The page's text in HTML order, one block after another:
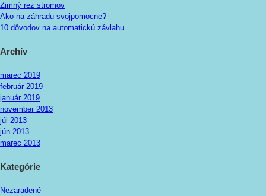
Zimný rez stromov
Ako na záhradu svojpomocne?
10 dôvodov na automatickú závlahu
Archív
marec 2019
február 2019
január 2019
november 2013
júl 2013
jún 2013
marec 2013
Kategórie
Nezaradené